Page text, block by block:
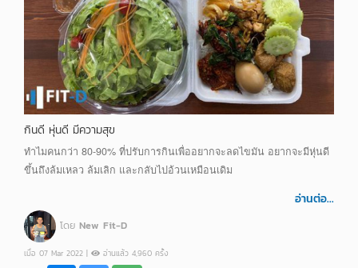
กินดี หุ่นดี มีความสุข
ทำไมคนกว่า 80-90% ที่ปรับการกินเพื่ออยากจะลดไขมัน อยากจะมีหุ่นดี
ขึ้นถึงล้มเหลว ล้มเลิก และกลับไปอ้วนเหมือนเดิม
อ่านต่อ...
โดย New Fit-D
เมื่อ 07 Mar 2022 | อ่านแล้ว 4,960 ครั้ง